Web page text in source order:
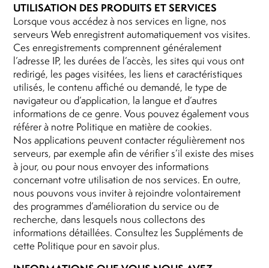
UTILISATION DES PRODUITS ET SERVICES
Lorsque vous accédez à nos services en ligne, nos
serveurs Web enregistrent automatiquement vos visites.
Ces enregistrements comprennent généralement
l’adresse IP, les durées de l’accès, les sites qui vous ont
redirigé, les pages visitées, les liens et caractéristiques
utilisés, le contenu affiché ou demandé, le type de
navigateur ou d’application, la langue et d’autres
informations de ce genre. Vous pouvez également vous
référer à notre Politique en matière de cookies.
Nos applications peuvent contacter régulièrement nos
serveurs, par exemple afin de vérifier s’il existe des mises
à jour, ou pour nous envoyer des informations
concernant votre utilisation de nos services. En outre,
nous pouvons vous inviter à rejoindre volontairement
des programmes d’amélioration du service ou de
recherche, dans lesquels nous collectons des
informations détaillées. Consultez les Suppléments de
cette Politique pour en savoir plus.